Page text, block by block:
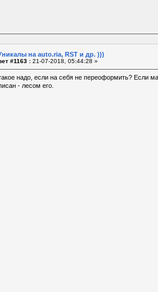
на auto.ria, RST и др. )))
#1163 : 21-07-2018, 05:44:28 »
надо, если на себя не переоформить? Если
- лесом его.